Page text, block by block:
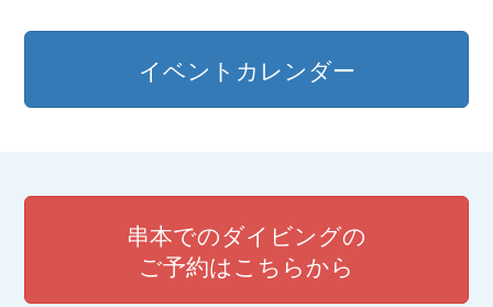
イベントカレンダー
串本でのダイビングの
ご予約はこちらから